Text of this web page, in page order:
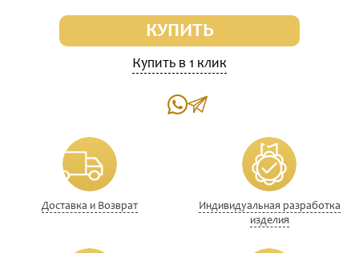
КУПИТЬ
Купить в 1 клик
Доставка и Возврат
Индивидуальная разработка
изделия